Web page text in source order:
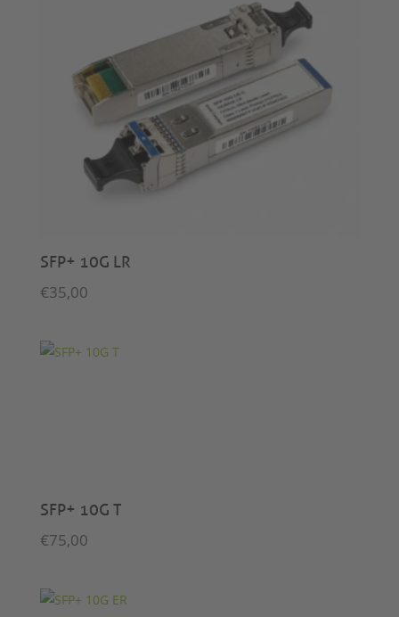
SFP+ 10G LR
€35,00
SFP+ 10G T
€75,00